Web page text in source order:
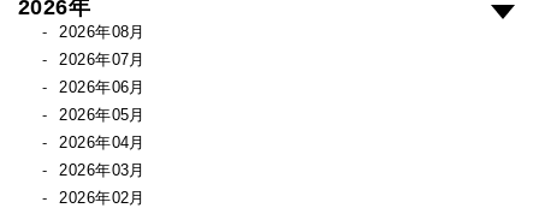
2026年
2026年08月
2026年07月
2026年06月
2026年05月
2026年04月
2026年03月
2026年02月